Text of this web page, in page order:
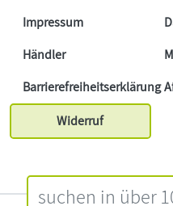
Impressum
Händler
Barrierefreiheitserklärung
Widerruf